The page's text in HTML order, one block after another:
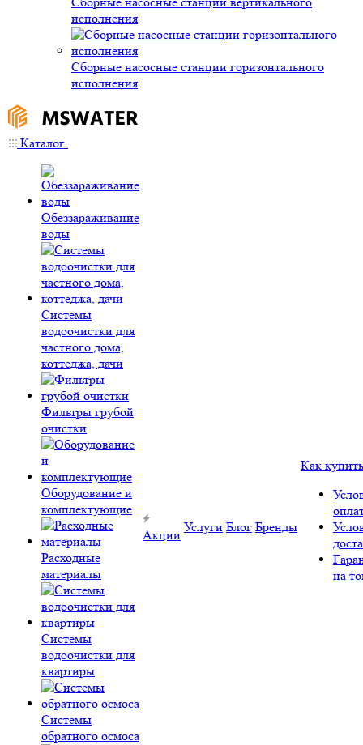
исполнения
Сборные насосные станции горизонтального
исполнения
Каталог
Обеззараживание
воды
Системы
водоочистки для
частного дома,
коттеджа, дачи
Фильтры грубой
очистки
Оборудование и
комплектующие
Расходные
материалы
Системы
водоочистки для
квартиры
Системы
обратного осмоса
Акции
Услуги Блог Бренды
Как купить
на